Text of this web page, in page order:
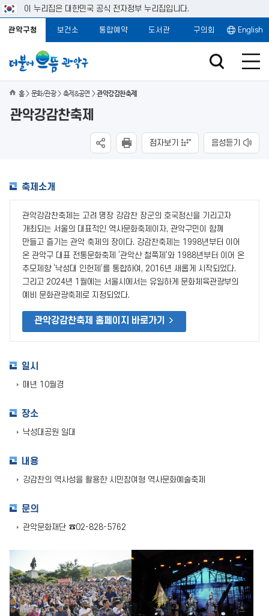
이 누리집은 대한민국 공식 전자정부 누리집입니다.
관악구청 보건소 통합예약 도서관 구의회 English
홈 문화/관광 축제&공연 관악강감찬축제
관악강감찬축제
점자보기 음성듣기
축제소개
관악강감찬축제는 고려 명장 강감찬 장군의 호국정신을 기리고자
개최되는 서울의 대표적인 역사문화축제이자, 관악구민이 함께
만들고 즐기는 관악 축제의 장이다. 강감찬축제는 1998년부터 이어
온 관악구 대표 전통문화축제 ‘관악산 철쭉제’와 1988년부터 이어 온
추모제향 ‘낙성대 인헌제’를 통합하여, 2016년 새롭게 시작되었다.
그리고 2024년 1월에는 서울시에서는 유일하게 문화체육관광부의
예비 문화관광축제로 지정되었다.
관악강감찬축제 홈페이지 바로가기
일시
매년 10월경
장소
낙성대공원 일대
내용
강감찬의 역사성을 활용한 시민참여형 역사문화예술축제
문의
관악문화재단 ☎02-828-5762